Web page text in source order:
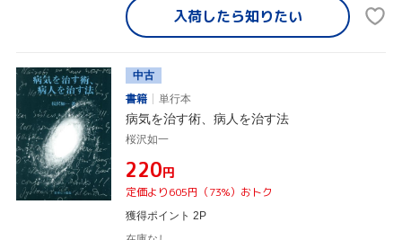
入荷したら知りたい
中古
書籍
単行本
病気を治す術、病人を治す法
桜沢如一
¥220円
定価より605円（73%）おトク
獲得ポイント 2P